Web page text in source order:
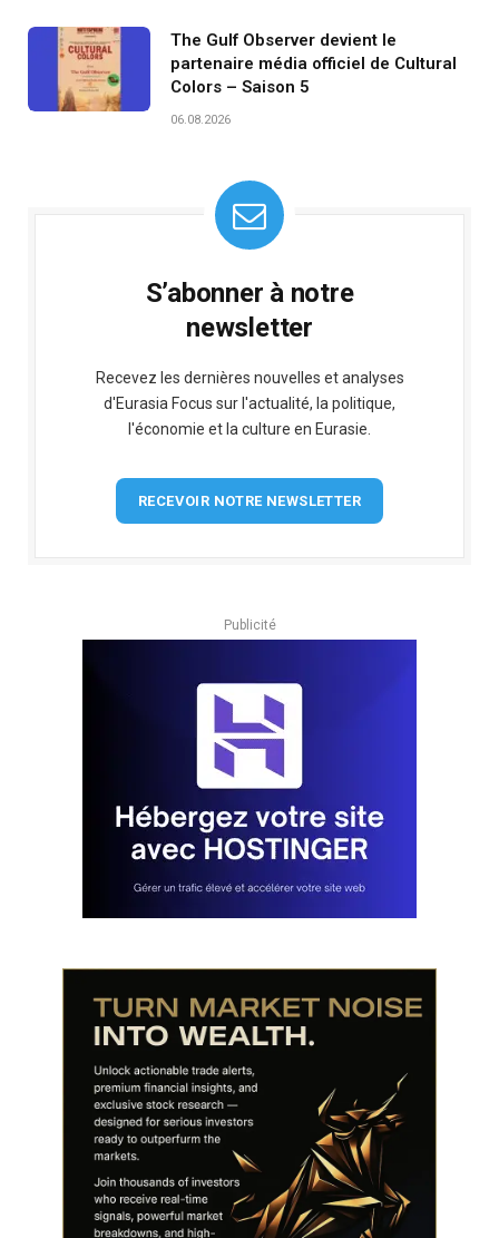
The Gulf Observer devient le
partenaire média officiel de Cultural
Colors – Saison 5
06.08.2026
S’abonner à notre
newsletter
Recevez les dernières nouvelles et analyses
d'Eurasia Focus sur l'actualité, la politique,
l'économie et la culture en Eurasie.
RECEVOIR NOTRE NEWSLETTER
Publicité